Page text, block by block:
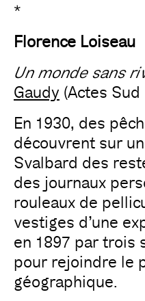
*
Florence Loiseau
Un monde sans
Gaudy (Actes Sud
En 1930, des
découvrent sur
Svalbard des
des journaux
rouleaux de
vestiges d’une
en 1897 par trois
pour rejoindre le
géographique.